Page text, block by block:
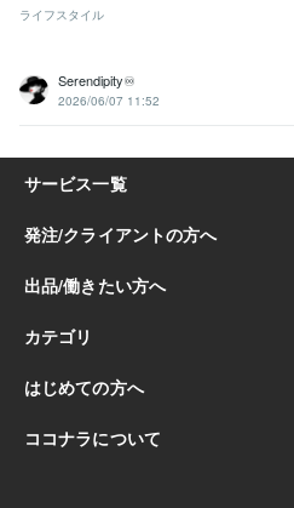
ライフスタイル
Serendipity♾️
2026/06/07 11:52